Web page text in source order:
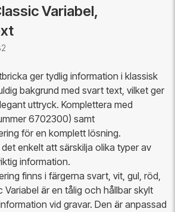
Variabel,
ger tydlig information i klassisk
bakgrund med svart text, vilket ger
uttryck. Komplettera med
6702300) samt
för en komplett lösning.
enkelt att särskilja olika typer av
information.
finns i färgerna svart, vit, gul, röd,
Variabel är en tålig och hållbar skylt
vid gravar. Den är anpassad